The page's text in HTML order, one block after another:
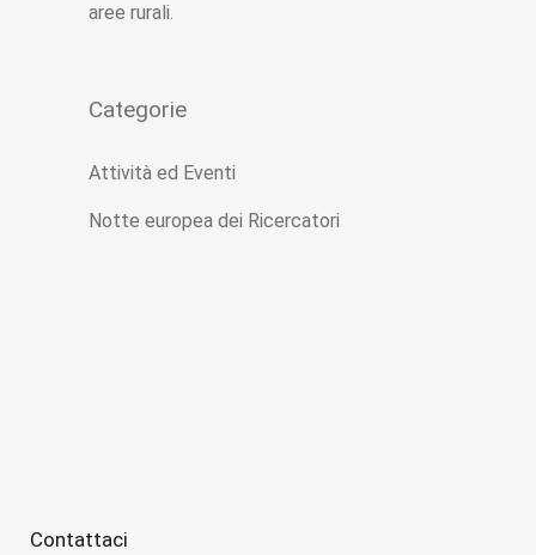
aree rurali.
Categorie
Attività ed Eventi
Notte europea dei Ricercatori
Contattaci